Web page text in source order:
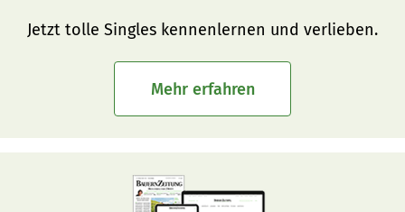
Jetzt tolle Singles kennenlernen und verlieben.
Mehr erfahren